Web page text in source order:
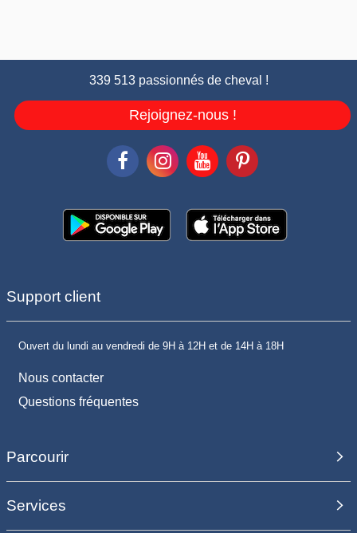
339 513 passionnés de cheval !
Rejoignez-nous !
Support client
Ouvert du lundi au vendredi de 9H à 12H et de 14H à 18H
Nous contacter
Questions fréquentes
Parcourir
Services